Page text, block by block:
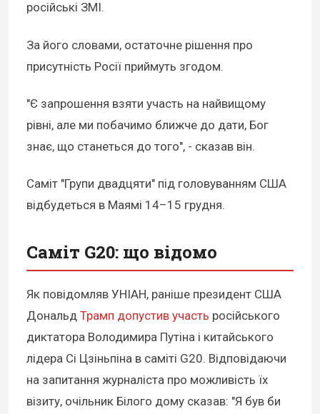
російські ЗМІ.
За його словами, остаточне рішення про
присутність Росії приймуть згодом.
"Є запрошення взяти участь на найвищому
рівні, але ми побачимо ближче до дати, Бог
знає, що станеться до того", - сказав він.
Саміт "Групи двадцяти" під головуванням США
відбудеться в Маямі 14–15 грудня.
Саміт G20: що відомо
Як повідомляв УНІАН, раніше президент США
Дональд Трамп допустив участь російського
диктатора Володимира Путіна і китайського
лідера Сі Цзіньпіна в саміті G20. Відповідаючи
на запитання журналіста про можливість їх
візиту, очільник Білого дому сказав: "Я був би